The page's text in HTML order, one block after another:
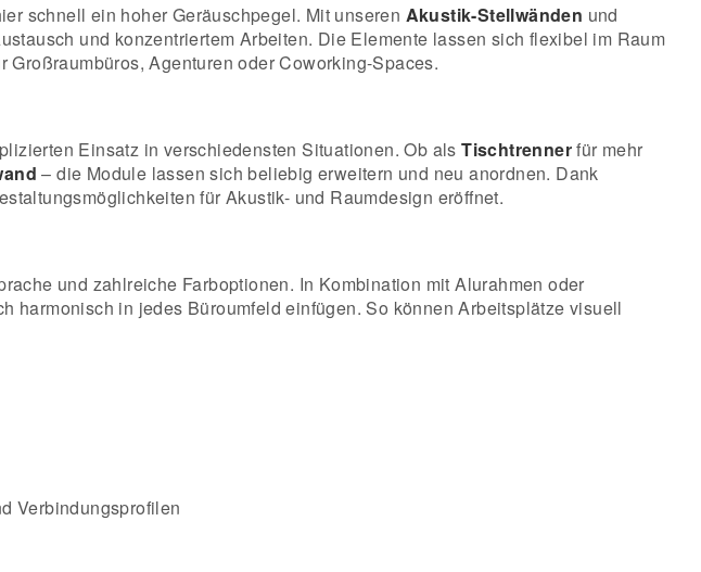
schnell ein hoher Geräuschpegel. Mit unseren Akustik-Stellwänden und
und konzentriertem Arbeiten. Die Elemente lassen sich flexibel im Raum
Agenturen oder Coworking-Spaces.
Einsatz in verschiedensten Situationen. Ob alsTischtrennerfür mehr
– die Module lassen sich beliebig erweitern und neu anordnen. Dank
für Akustik- und Raumdesign eröffnet.
und zahlreiche Farboptionen. In Kombination mit Alurahmen oder
in jedes Büroumfeld einfügen. So können Arbeitsplätze visuell
Verbindungsprofilen